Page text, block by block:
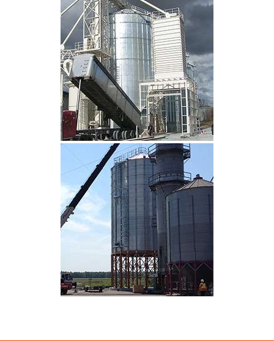
CLIQUEZ POUR AGRANDIR